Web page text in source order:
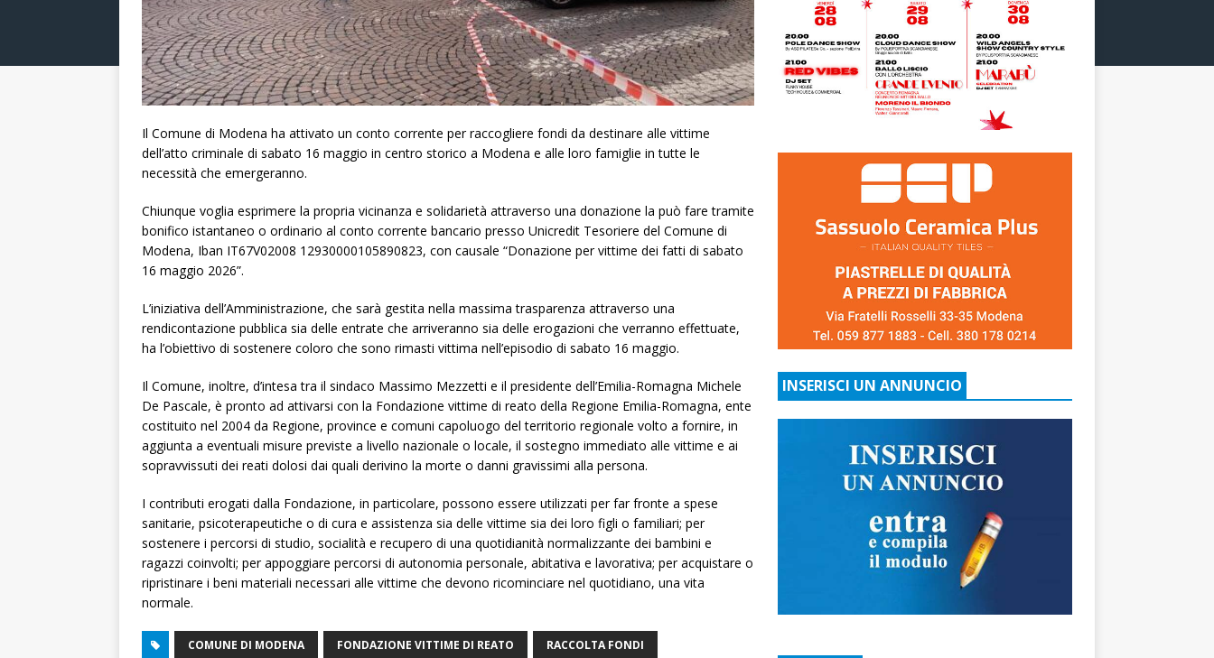
Il Comune di Modena ha attivato un conto corrente per raccogliere fondi da destinare alle vittime
dell’atto criminale di sabato 16 maggio in centro storico a Modena e alle loro famiglie in tutte le
necessità che emergeranno.
Chiunque voglia esprimere la propria vicinanza e solidarietà attraverso una donazione la può fare tramite
bonifico istantaneo o ordinario al conto corrente bancario presso Unicredit Tesoriere del Comune di
Modena, Iban IT67V02008 12930000105890823, con causale “Donazione per vittime dei fatti di sabato
16 maggio 2026”.
L’iniziativa dell’Amministrazione, che sarà gestita nella massima trasparenza attraverso una
rendicontazione pubblica sia delle entrate che arriveranno sia delle erogazioni che verranno effettuate,
ha l’obiettivo di sostenere coloro che sono rimasti vittima nell’episodio di sabato 16 maggio.
Il Comune, inoltre, d’intesa tra il sindaco Massimo Mezzetti e il presidente dell’Emilia-Romagna Michele
De Pascale, è pronto ad attivarsi con la Fondazione vittime di reato della Regione Emilia-Romagna, ente
costituito nel 2004 da Regione, province e comuni capoluogo del territorio regionale volto a fornire, in
aggiunta a eventuali misure previste a livello nazionale o locale, il sostegno immediato alle vittime e ai
sopravvissuti dei reati dolosi dai quali derivino la morte o danni gravissimi alla persona.
I contributi erogati dalla Fondazione, in particolare, possono essere utilizzati per far fronte a spese
sanitarie, psicoterapeutiche o di cura e assistenza sia delle vittime sia dei loro figli o familiari; per
sostenere i percorsi di studio, socialità e recupero di una quotidianità normalizzante dei bambini e
ragazzi coinvolti; per appoggiare percorsi di autonomia personale, abitativa e lavorativa; per acquistare o
ripristinare i beni materiali necessari alle vittime che devono ricominciare nel quotidiano, una vita
normale.
COMUNE DI MODENA FONDAZIONE VITTIME DI REATO RACCOLTA FONDI
INSERISCI UN ANNUNCIO